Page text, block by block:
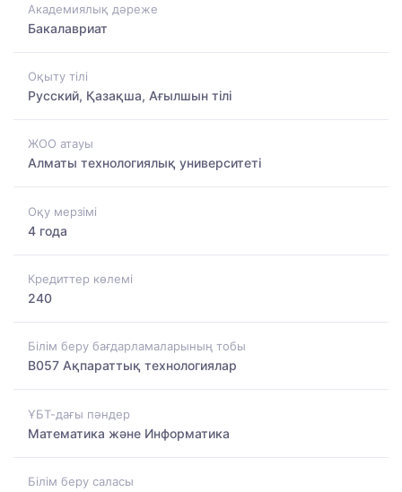
Академиялық дәреже
Бакалавриат
Оқыту тілі
Русский, Қазақша, Ағылшын тілі
ЖОО атауы
Алматы технологиялық университеті
Оқу мерзімі
4 года
Кредиттер көлемі
240
Білім беру бағдарламаларының тобы
B057 Ақпараттық технологиялар
ҰБТ-дағы пәндер
Математика және Информатика
Білім беру саласы